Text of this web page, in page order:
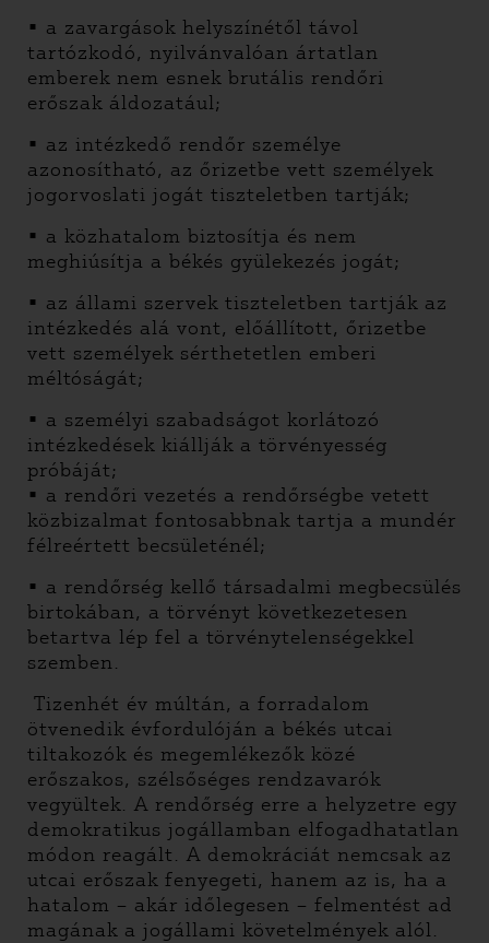
• a zavargások helyszínétől távol
tartózkodó, nyilvánvalóan ártatlan
emberek nem esnek brutális rendőri
erőszak áldozatául;
• az intézkedő rendőr személye
azonosítható, az őrizetbe vett személyek
jogorvoslati jogát tiszteletben tartják;
• a közhatalom biztosítja és nem
meghiúsítja a békés gyülekezés jogát;
• az állami szervek tiszteletben tartják az
intézkedés alá vont, előállított, őrizetbe
vett személyek sérthetetlen emberi
méltóságát;
• a személyi szabadságot korlátozó
intézkedések kiállják a törvényesség
próbáját;
• a rendőri vezetés a rendőrségbe vetett
közbizalmat fontosabbnak tartja a mundér
félreértett becsületénél;
• a rendőrség kellő társadalmi megbecsülés
birtokában, a törvényt következetesen
betartva lép fel a törvénytelenségekkel
szemben.
Tizenhét év múltán, a forradalom
ötvenedik évfordulóján a békés utcai
tiltakozók és megemlékezők közé
erőszakos, szélsőséges rendzavarók
vegyültek. A rendőrség erre a helyzetre egy
demokratikus jogállamban elfogadhatatlan
módon reagált. A demokráciát nemcsak az
utcai erőszak fenyegeti, hanem az is, ha a
hatalom – akár időlegesen – felmentést ad
magának a jogállami követelmények alól.